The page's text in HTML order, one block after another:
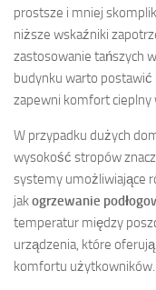
prostsze i mniej
niższe wskaźniki
zastosowanie tańszych
budynku warto
zapewni komfort cieplny
W przypadku dużych
wysokość stropów
systemy umożliwiające
jakogrzewanie
temperatur między
urządzenia, które
komfortu użytkowników.